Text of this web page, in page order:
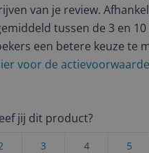
van je review.
tussen de 3 en
een betere keuze te
voor de
jij dit product?
5
4
3